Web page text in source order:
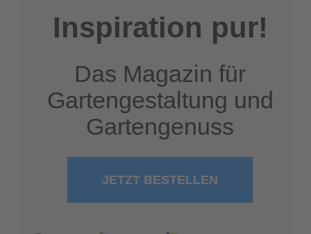
Inspiration pur!
Das Magazin für
Gartengestaltung und
Gartengenuss
JETZT BESTELLEN